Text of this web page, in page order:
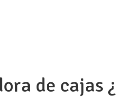
de cajas